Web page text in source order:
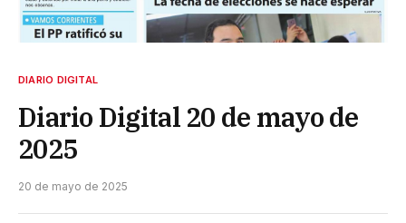
DIARIO DIGITAL
Diario Digital 20 de mayo de
2025
20 de mayo de 2025